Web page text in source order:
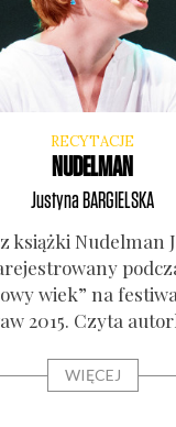
RECYTACJE
NUDELMAN
Justyna BARGIELSKA
książ­ki Nudel­man
wiek” na
2015. Czy­ta
WIĘCEJ